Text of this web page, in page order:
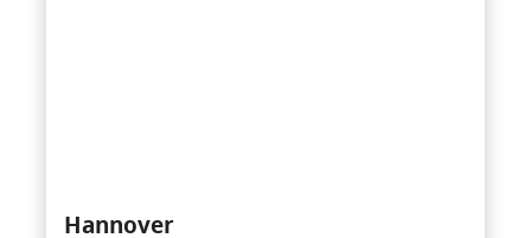
Hannover